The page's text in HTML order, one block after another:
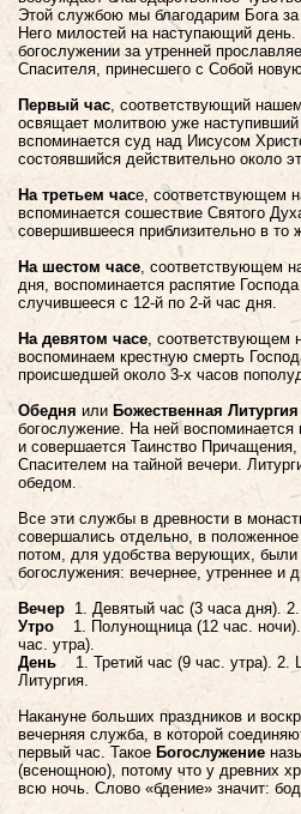
Этой службою мы благодарим Бога
Него милостей на наступающий
богослужении за утренней
Спасителя, принесшего с Собой
Первый час, соответствующий
освящает молитвою уже
вспоминается суд над Иисусом
состоявшийся действительно около
На третьем часе, соответствующем
вспоминается сошествие Святого
совершившееся приблизительно в то
На шестом часе, соответствующем
дня, воспоминается распятие
случившееся с 12-й по 2-й час дня.
На девятом часе, соответствующем
воспоминаем крестную смерть
происшедшей около 3-х часов
Обедня или Божественная Литургия
богослужение. На ней
и совершается Таинство
Спасителем на тайной вечери.
обедом.
Все эти службы в древности в
совершались отдельно, в
потом, для удобства верующих, были
богослужения: вечернее, утреннее и
Вечер
1. Девятый час (3 часа дня).
Утро
1. Полунощница (12 час.
час. утра).
День 1. Третий час (9 час. утра). 2.
Литургия.
Накануне больших праздников и
вечерняя служба, в которой
первый час. Такое Богослужение
(всенощною), потому что у древних
всю ночь. Слово «бдение» значит: